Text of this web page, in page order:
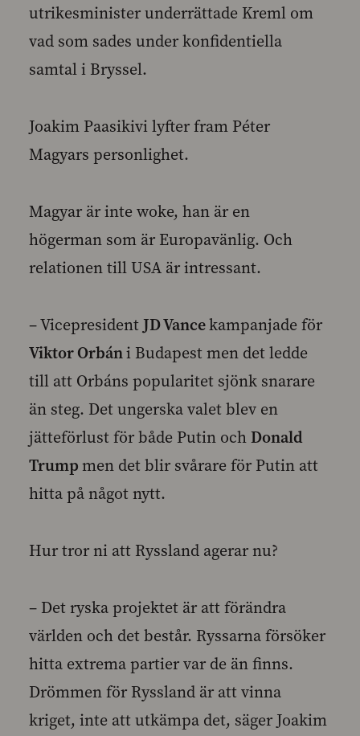
utrikesminister underrättade Kreml om
vad som sades under konfidentiella
samtal i Bryssel.
Joakim Paasikivi lyfter fram Péter
Magyars personlighet.
Magyar är inte woke, han är en
högerman som är Europavänlig. Och
relationen till USA är intressant.
– VicepresidentJD Vancekampanjade för
Viktor Orbáni Budapest men det ledde
till att Orbáns popularitet sjönk snarare
än steg. Det ungerska valet blev en
jätteförlust för både Putin ochDonald
Trumpmen det blir svårare för Putin att
hitta på något nytt.
Hur tror ni att Ryssland agerar nu?
– Det ryska projektet är att förändra
världen och det består. Ryssarna försöker
hitta extrema partier var de än finns.
Drömmen för Ryssland är att vinna
kriget, inte att utkämpa det, säger Joakim